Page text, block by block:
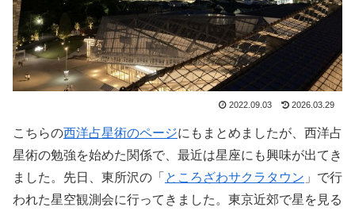
2022.09.03 2026.03.29
こちらの西洋占星術のページにもまとめましたが、西洋占
星術の勉強を始めた関係で、最近は星座にも興味が出てき
ました。先日、東所沢の「 ところざわサクラタウン 」で行
われた星空観測会に行ってきました。東京近郊で星を見る